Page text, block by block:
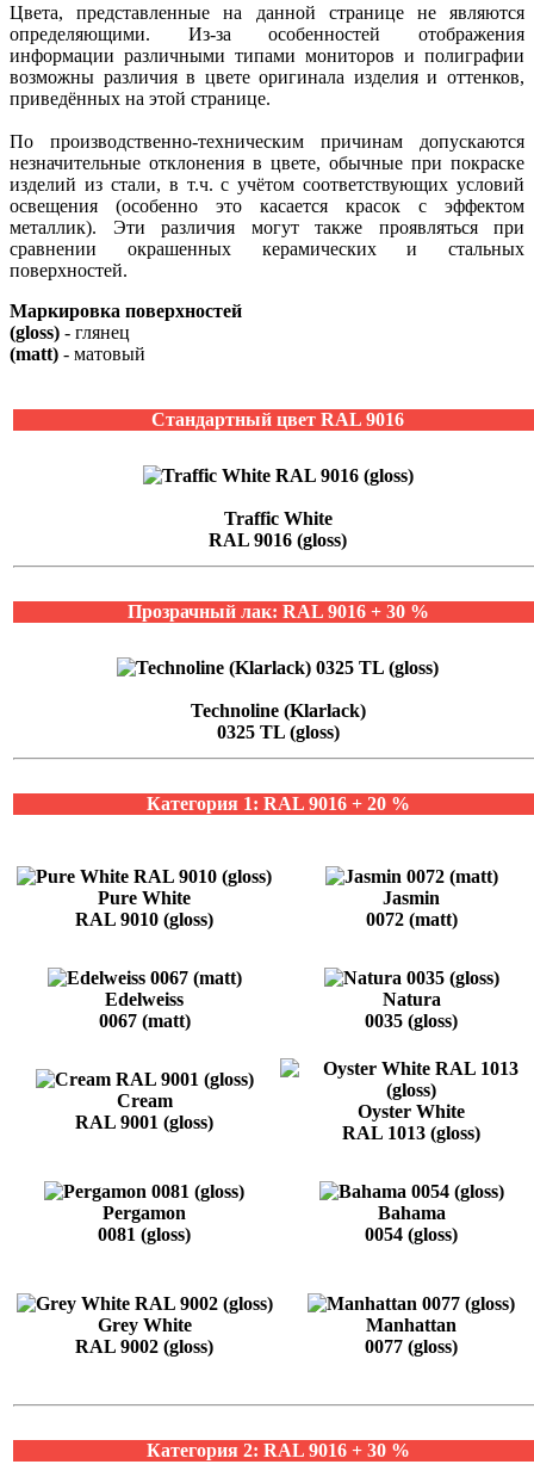
Цвета, представленные на данной странице не являются
определяющими. Из-за особенностей отображения
информации различными типами мониторов и полиграфии
возможны различия в цвете оригинала изделия и оттенков,
приведённых на этой странице.
По производственно-техническим причинам допускаются
незначительные отклонения в цвете, обычные при покраске
изделий из стали, в т.ч. с учётом соответствующих условий
освещения (особенно это касается красок с эффектом
металлик). Эти различия могут также проявляться при
сравнении окрашенных керамических и стальных
поверхностей.
Маркировка поверхностей
(gloss) - глянец
(matt) - матовый
Стандартный цвет RAL 9016
Traffic White
RAL 9016 (gloss)
Прозрачный лак: RAL 9016 + 30 %
Technoline (Klarlack)
0325 TL (gloss)
Категория 1: RAL 9016 + 20 %
Pure White
RAL 9010 (gloss)
Jasmin
0072 (matt)
Edelweiss
0067 (matt)
Natura
0035 (gloss)
Cream
RAL 9001 (gloss)
Oyster White
RAL 1013 (gloss)
Pergamon
0081 (gloss)
Bahama
0054 (gloss)
Grey White
RAL 9002 (gloss)
Manhattan
0077 (gloss)
Категория 2: RAL 9016 + 30 %